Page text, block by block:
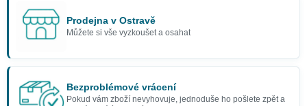
Prodejna v Ostravě
Můžete si vše vyzkoušet a osahat
Bezproblémové vrácení
Pokud vám zboží nevyhovuje, jednoduše ho pošlete zpět a